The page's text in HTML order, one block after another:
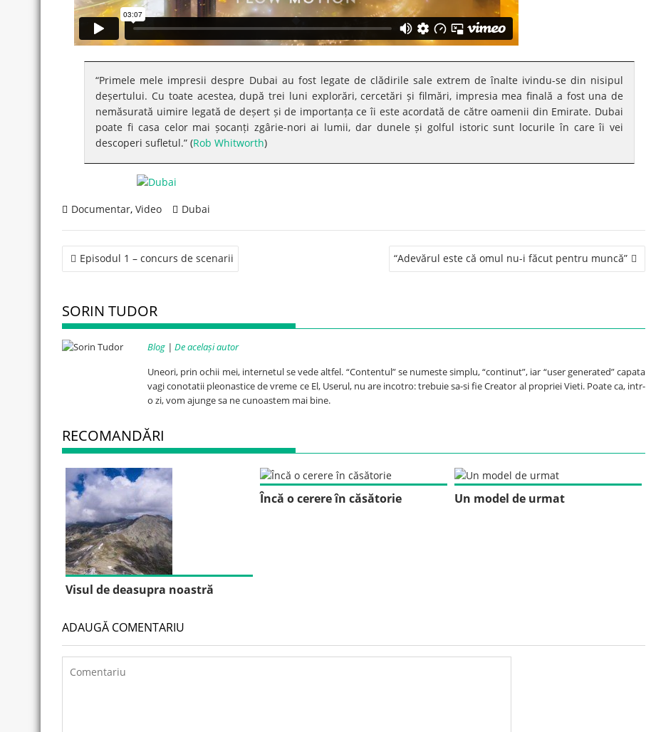
“Primele mele impresii despre Dubai au fost legate de clădirile sale extrem de înalte ivindu-se din nisipul
deșertului. Cu toate acestea, după trei luni explorări, cercetări și filmări, impresia mea finală a fost una de
nemăsurată uimire legată de deșert și de importanța ce îi este acordată de către oamenii din Emirate. Dubai
poate fi casa celor mai șocanți zgârie-nori ai lumii, dar dunele și golful istoric sunt locurile în care îi vei
descoperi sufletul.” (Rob Whitworth)
Documentar, Video Dubai
Post
navigation
Episodul 1 – concurs de scenarii “Adevărul este că omul nu-i făcut pentru muncă”
SORIN TUDOR
Blog | De același autor
Uneori, prin ochii mei, internetul se vede altfel. “Contentul” se numeste simplu, “continut”, iar “user generated” capata
vagi conotatii pleonastice de vreme ce El, Userul, nu are incotro: trebuie sa-si fie Creator al propriei Vieti. Poate ca, intr-
o zi, vom ajunge sa ne cunoastem mai bine.
RECOMANDĂRI
Visul de deasupra noastră
Încă o cerere în căsătorie Un model de urmat
ADAUGĂ COMENTARIU